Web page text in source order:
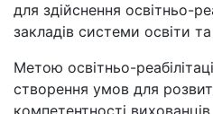
для здійснення освітньо-
закладів системи освіти
Метою освітньо-
створення умов для
компетентності